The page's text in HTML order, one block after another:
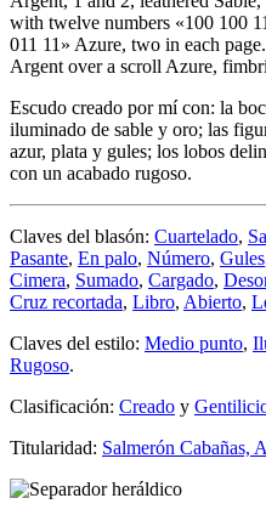
with twelve numbers «100 100
011 11» Azure, two in each
Argent over a scroll Azure,
Escudo creado por mí con: la
iluminado de sable y oro; las
azur, plata y gules; los lobos
con un acabado rugoso.
Claves del blasón: Cuartelado,
Pasante, En palo, Número, Gules
Cimera, Sumado, Cargado,
Cruz recortada, Libro, Abierto,
Claves del estilo: Medio punto,
Rugoso.
Clasificación: Creado y
Titularidad: Salmerón Cabañas,